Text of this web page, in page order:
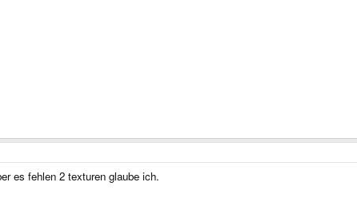
es fehlen 2 texturen glaube ich.